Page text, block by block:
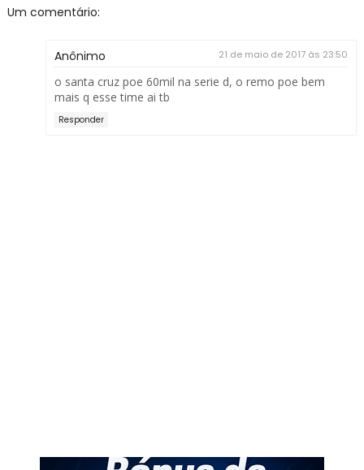
Um comentário:
Anônimo 21 de maio de 2017 às 23:50
o santa cruz poe 60mil na serie d, o remo poe bem
mais q esse time ai tb
Responder